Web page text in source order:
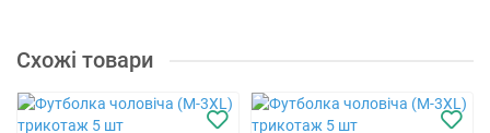
Схожі товари